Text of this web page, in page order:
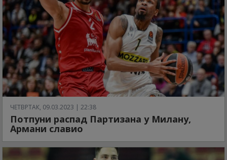
ЧЕТВРТАК, 09.03.2023 | 22:38
Потпуни распад Партизана у Милану,
Армани славио